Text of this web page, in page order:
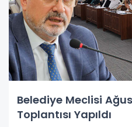
Belediye Meclisi
Toplantısı Yapıldı